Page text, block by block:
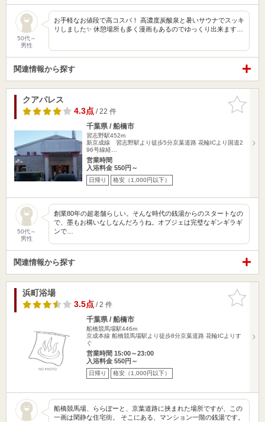
50代～
男性
お手軽なお値段で高コスパ！ 高濃度炭酸泉と暑いサウナでスッキ
リしました✨ 休憩場所も多く漫画もあるのでゆっくり出来ます…
関連情報から探す
お気に入
りに追加
クアパレス
4.3点/ 22 件
千葉県 / 船橋市
習志野駅452m
新京成線 習志野駅より徒歩5分京葉道路 花輪ICより国道2
96号線経…
営業時間
入浴料金 550円～
日帰り 格安（1,000円以下）
50代～
男性
創業80年の超老舗らしい。そんな時代の銭湯からのスタートなの
で、墨もお構いなしなんだろうね。オブジェは完璧なギンギラギ
ンで…
関連情報から探す
お気に入
りに追加
浜町浴場
3.5点/ 2 件
千葉県 / 船橋市
船橋競馬場駅446m
京成本線 船橋競馬場駅より徒歩8分京葉道路 花輪ICよりす
ぐ
営業時間 15:00～23:00
入浴料金 550円～
日帰り 格安（1,000円以下）
船橋競馬場、ららぽーと、京葉道路に挟まれた場所ですが、この
一画は閑静な住宅街。 そこにある、マンション一階の銭湯です。